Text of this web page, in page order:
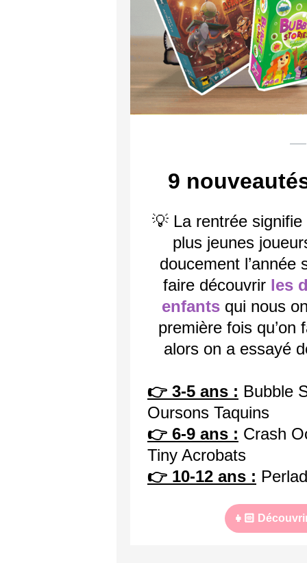
—
9
💡 La rentrée signifie
plus jeunes
doucement
faire découvrirles
enfantsqui nous
première fois
alors on a essayé
👉 3-5 ans : Bubble
Oursons Taquins
👉 6-9 ans : Crash
Tiny Acrobats
👉 10-12 ans :
👧🏻